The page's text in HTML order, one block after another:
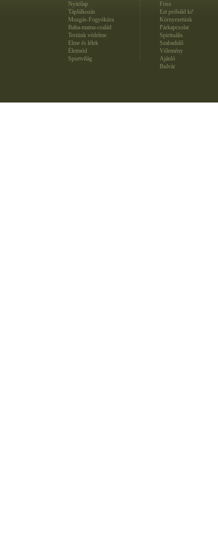
Nyitólap
Táplálkozás
Mozgás-Fogyókúra
Baba-mama-család
Testünk védelme
Elme és lélek
Életmód
Sportvilág
Friss
Ezt próbáld ki!
Környezetünk
Párkapcsolat
Spirituális
Szabadidő
Vélemény
Ajánló
Bulvár